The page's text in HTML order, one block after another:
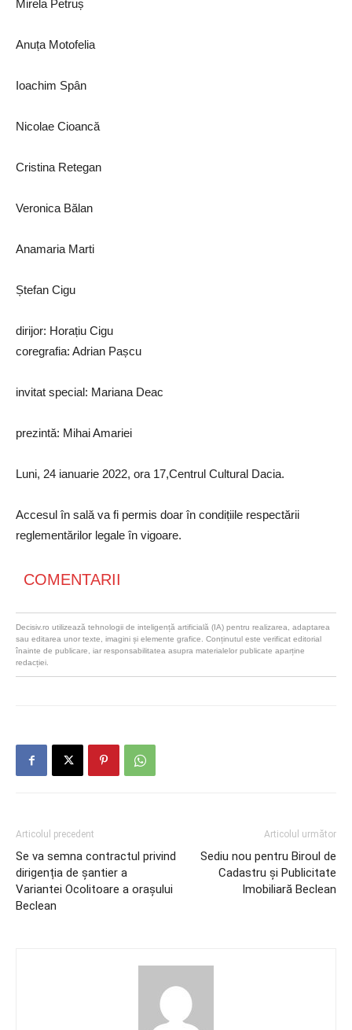
Mirela Petruș
Anuța Motofelia
Ioachim Spân
Nicolae Cioancă
Cristina Retegan
Veronica Bălan
Anamaria Marti
Ștefan Cigu
dirijor: Horațiu Cigu
coregrafia: Adrian Pașcu
invitat special: Mariana Deac
prezintă: Mihai Amariei
Luni, 24 ianuarie 2022, ora 17,Centrul Cultural Dacia.
Accesul în sală va fi permis doar în condițiile respectării
reglementărilor legale în vigoare.
COMENTARII
Decisiv.ro utilizează tehnologii de inteligență artificială (IA) pentru realizarea, adaptarea
sau editarea unor texte, imagini și elemente grafice. Conținutul este verificat editorial
înainte de publicare, iar responsabilitatea asupra materialelor publicate aparține
redacției.
Articolul precedent
Se va semna contractul privind
dirigenția de șantier a
Variantei Ocolitoare a orașului
Beclean
Articolul următor
Sediu nou pentru Biroul de
Cadastru și Publicitate
Imobiliară Beclean